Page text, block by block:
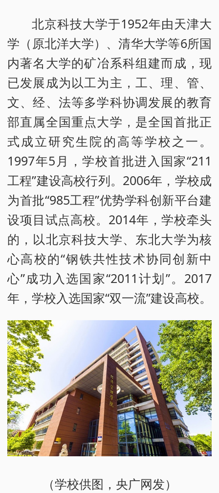
北京科技大学于1952年由天津大
学（原北洋大学）、清华大学等6所国
内著名大学的矿冶系科组建而成，现
已发展成为以工为主，工、理、管、
文、经、法等多学科协调发展的教育
部直属全国重点大学，是全国首批正
式成立研究生院的高等学校之一。
1997年5月，学校首批进入国家“211
工程”建设高校行列。2006年，学校成
为首批“985工程”优势学科创新平台建
设项目试点高校。2014年，学校牵头
的，以北京科技大学、东北大学为核
心高校的“钢铁共性技术协同创新中
心”成功入选国家“2011计划”。2017
年，学校入选国家“双一流”建设高校。
（学校供图，央广网发）